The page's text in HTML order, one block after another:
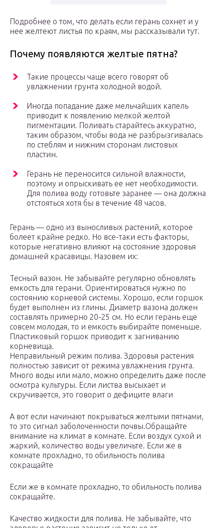
Подробнее о том, что делать если герань сохнет и у
нее желтеют листья по краям, мы рассказывали тут.
Почему появляются желтые пятна?
Такие процессы чаще всего говорят об
увлажнении грунта холодной водой.
Иногда попадание даже мельчайших капель
приводит к появлению мелкой желтой
пигментации. Поливать старайтесь аккуратно,
таким образом, чтобы вода не разбрызгивалась
по стеблям и нижним сторонам листовых
пластин.
Герань не переносится сильной влажности,
поэтому и опрыскивать ее нет необходимости.
Для полива воду готовьте заранее — она должна
отстояться хотя бы в течение 48 часов.
Герань — одно из выносливых растений, которое
болеет крайне редко. Но все-таки есть факторы,
которые негативно влияют на состояние здоровья
домашней красавицы. Назовем их:
Тесный вазон. Не забывайте регулярно обновлять
емкость для герани. Ориентироваться нужно по
состоянию корневой системы. Хорошо, если горшок
будет выполнен из глины. Диаметр вазона должен
составлять примерно 20-25 см. Но если герань еще
совсем молодая, то и емкость выбирайте поменьше.
Пластиковый горшок приводит к загниванию
корневища.
Неправильный режим полива. Здоровья растения
полностью зависит от режима увлажнения грунта.
Много воды или мало, можно определить даже после
осмотра культуры. Если листва высыхает и
скручивается, это говорит о дефиците влаги
А вот если начинают покрываться желтыми пятнами,
то это сигнал заболоченности почвы.Обращайте
внимание на климат в комнате. Если воздух сухой и
жаркий, количество воды увеличьте. Если же в
комнате прохладно, то обильность полива
сокращайте
Если же в комнате прохладно, то обильность полива
сокращайте.
Качество жидкости для полива. Не забывайте, что